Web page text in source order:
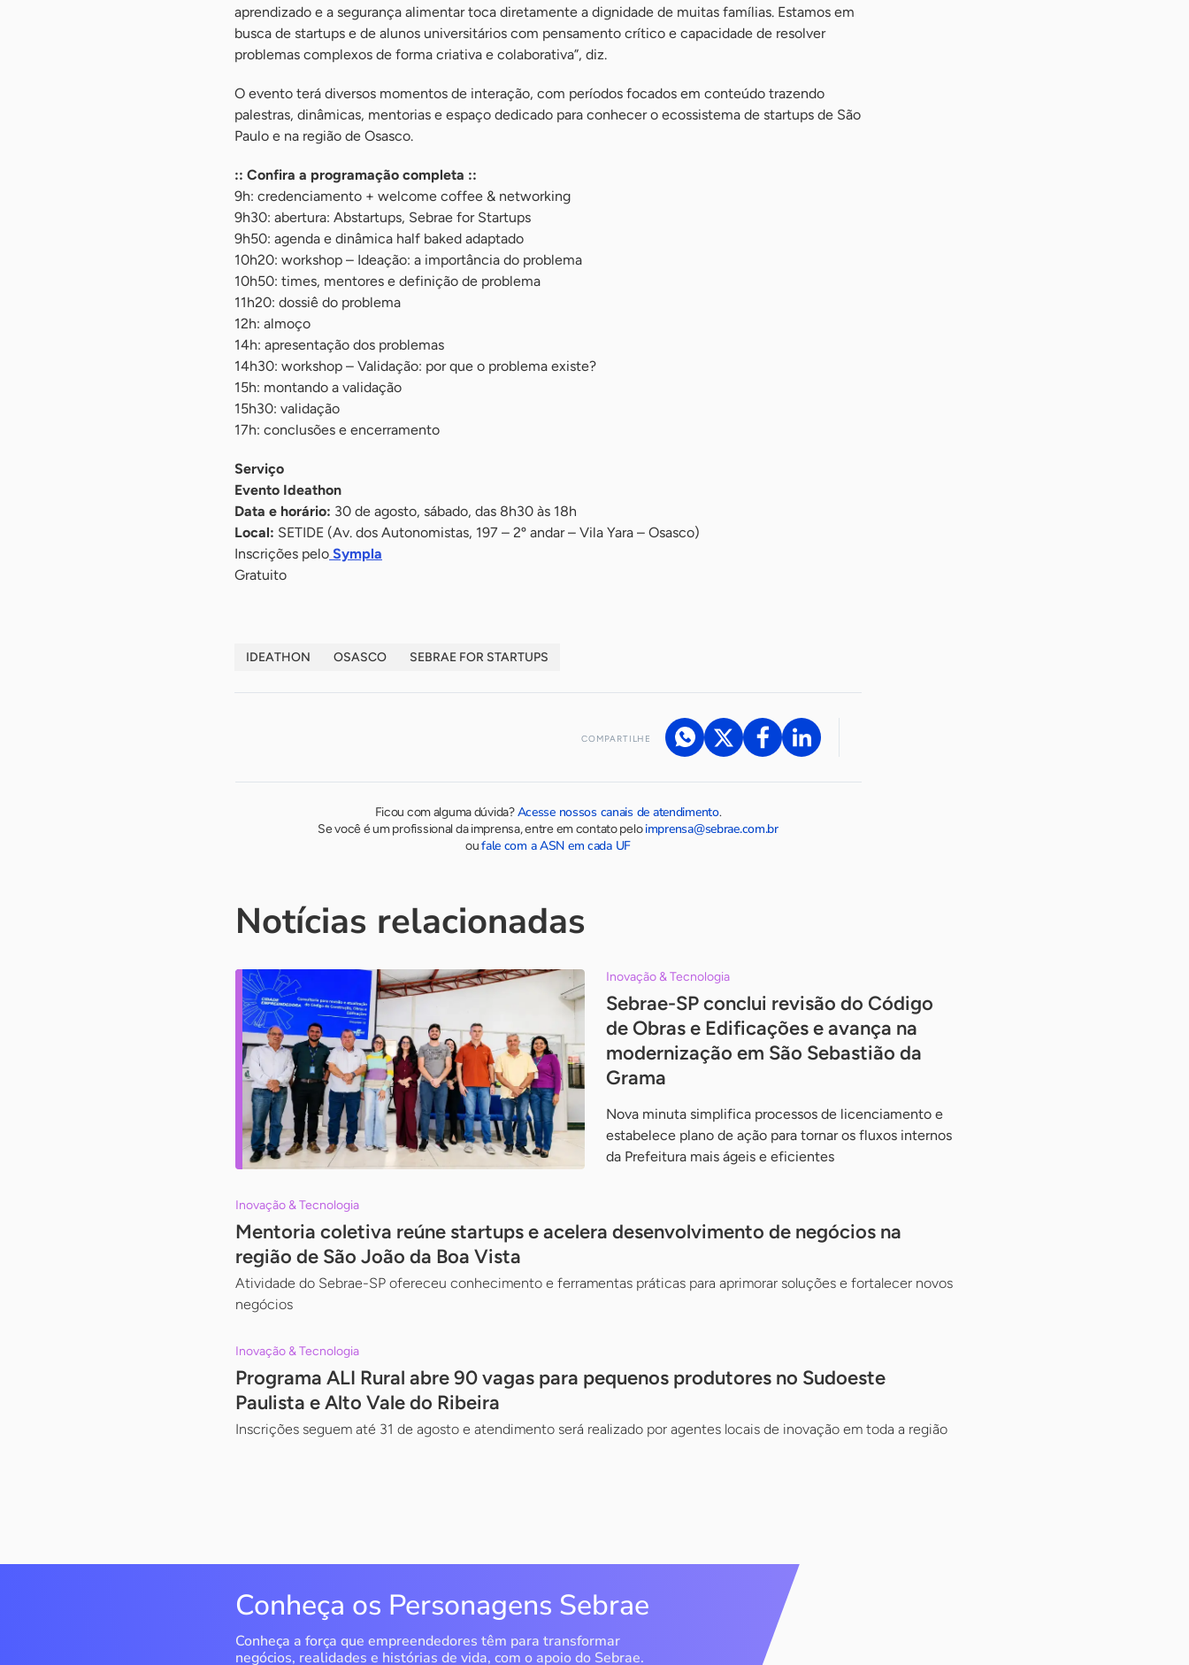
aprendizado e a segurança alimentar toca diretamente a dignidade de muitas famílias. Estamos em
busca de startups e de alunos universitários com pensamento crítico e capacidade de resolver
problemas complexos de forma criativa e colaborativa”, diz.
O evento terá diversos momentos de interação, com períodos focados em conteúdo trazendo
palestras, dinâmicas, mentorias e espaço dedicado para conhecer o ecossistema de startups de São
Paulo e na região de Osasco.
:: Confira a programação completa ::
9h: credenciamento + welcome coffee & networking
9h30: abertura: Abstartups, Sebrae for Startups
9h50: agenda e dinâmica half baked adaptado
10h20: workshop – Ideação: a importância do problema
10h50: times, mentores e definição de problema
11h20: dossiê do problema
12h: almoço
14h: apresentação dos problemas
14h30: workshop – Validação: por que o problema existe?
15h: montando a validação
15h30: validação
17h: conclusões e encerramento
Serviço
Evento Ideathon
Data e horário: 30 de agosto, sábado, das 8h30 às 18h
Local: SETIDE (Av. dos Autonomistas, 197 – 2º andar – Vila Yara – Osasco)
Inscrições pelo Sympla
Gratuito
IDEATHON OSASCO SEBRAE FOR STARTUPS
COMPARTILHE
Ficou com alguma dúvida?Acesse nossos canais de atendimento.
Se você é um profissional da imprensa, entre em contato peloimprensa@sebrae.com.br
oufale com a ASN em cada UF
Notícias relacionadas
Inovação & Tecnologia
Sebrae-SP conclui revisão do Código
de Obras e Edificações e avança na
modernização em São Sebastião da
Grama
Nova minuta simplifica processos de licenciamento e
estabelece plano de ação para tornar os fluxos internos
da Prefeitura mais ágeis e eficientes
Inovação & Tecnologia
Mentoria coletiva reúne startups e acelera desenvolvimento de negócios na
região de São João da Boa Vista
Atividade do Sebrae-SP ofereceu conhecimento e ferramentas práticas para aprimorar soluções e fortalecer novos
negócios
Inovação & Tecnologia
Programa ALI Rural abre 90 vagas para pequenos produtores no Sudoeste
Paulista e Alto Vale do Ribeira
Inscrições seguem até 31 de agosto e atendimento será realizado por agentes locais de inovação em toda a região
Conheça os Personagens Sebrae
Conheça a força que empreendedores têm para transformar
negócios, realidades e histórias de vida, com o apoio do Sebrae.